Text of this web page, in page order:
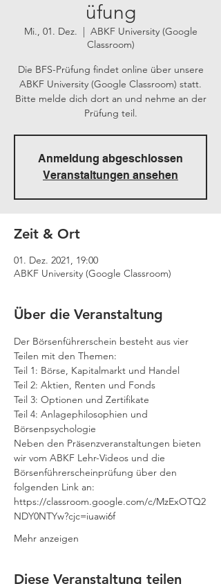
üfung
Mi., 01. Dez.
  |
ABKF University (Google
Classroom)
Die BFS-Prüfung findet online über unsere
ABKF University (Google Classroom) statt.
Bitte melde dich dort an und nehme an der
Prüfung teil.
Anmeldung abgeschlossen
Veranstaltungen ansehen
Zeit & Ort
01. Dez. 2021, 19:00
ABKF University (Google Classroom)
Über die Veranstaltung
Der Börsenführerschein besteht aus vier
Teilen mit den Themen:
Teil 1: Börse, Kapitalmarkt und Handel
Teil 2: Aktien, Renten und Fonds
Teil 3: Optionen und Zertifikate
Teil 4: Anlagephilosophien und
Börsenpsychologie
Neben den Präsenzveranstaltungen bieten
wir vom ABKF Lehr-Videos und die
Börsenführerscheinprüfung über den
folgenden Link an:
https://classroom.google.com/c/MzExOTQ2
NDY0NTYw?cjc=iuawi6f
Mehr anzeigen
Diese Veranstaltung teilen